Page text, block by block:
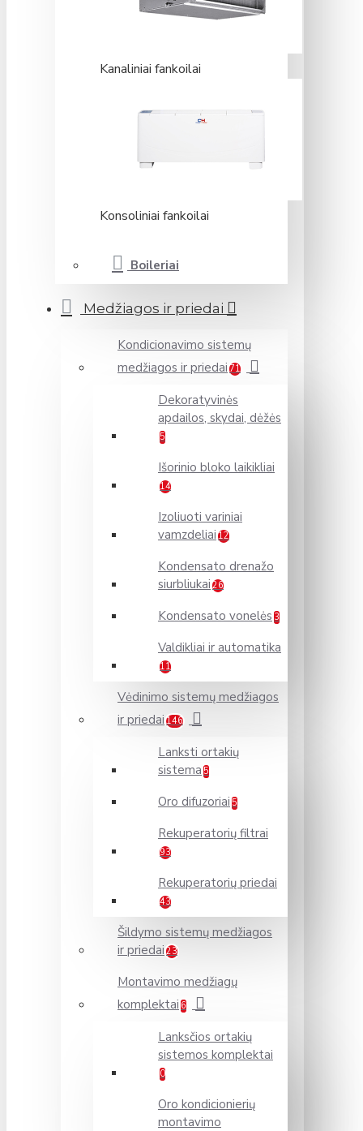
Kanaliniai fankoilai
Konsoliniai fankoilai
Boileriai
Medžiagos ir priedai
Kondicionavimo sistemų
medžiagos ir priedai 71
Dekoratyvinės
apdailos, skydai, dėžės
5
Išorinio bloko laikikliai
14
Izoliuoti variniai
vamzdeliai 12
Kondensato drenažo
siurbliukai 26
Kondensato vonelės 3
Valdikliai ir automatika
11
Vėdinimo sistemų medžiagos
ir priedai 146
Lanksti ortakių
sistema 5
Oro difuzoriai 5
Rekuperatorių filtrai
93
Rekuperatorių priedai
43
Šildymo sistemų medžiagos
ir priedai 23
Montavimo medžiagų
komplektai 6
Lanksčios ortakių
sistemos komplektai
0
Oro kondicionierių
montavimo